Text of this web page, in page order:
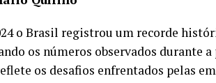
o Brasil registrou um recorde
os números observados durante
os desafios enfrentados pelas